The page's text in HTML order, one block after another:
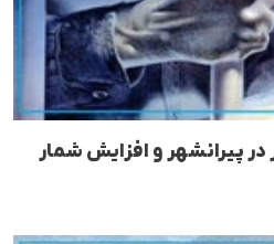
پیرانشهر و افزایش شمار